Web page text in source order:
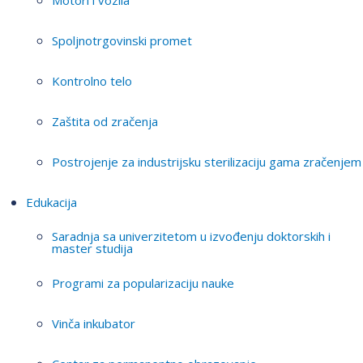
Spoljnotrgovinski promet
Kontrolno telo
Zaštita od zračenja
Postrojenje za industrijsku sterilizaciju gama zračenjem
Edukacija
Saradnja sa univerzitetom u izvođenju doktorskih i
master studija
Programi za popularizaciju nauke
Vinča inkubator